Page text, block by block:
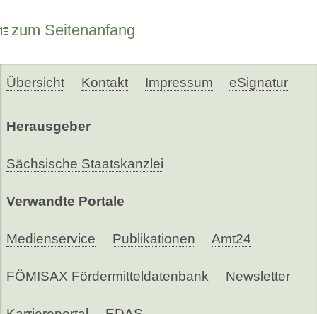
zum Seitenanfang
Übersicht Kontakt Impressum eSignatur
Herausgeber
Sächsische Staatskanzlei
Verwandte Portale
Medienservice Publikationen Amt24
FÖMISAX Fördermitteldatenbank Newsletter